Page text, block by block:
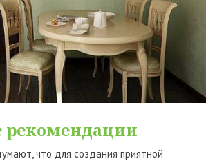
рекомендации
что для создания приятной